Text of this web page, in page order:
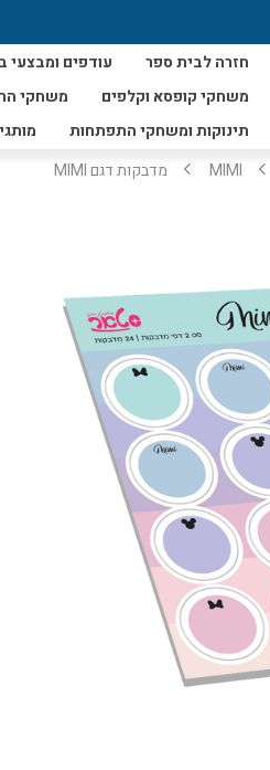
חזרה לבית ספר עודפים ומבצעי
משחקי קופסא וקלפים
משחקי
תינוקות ומשחקי התפתחות
MIMI מדבקות דגם MIMI